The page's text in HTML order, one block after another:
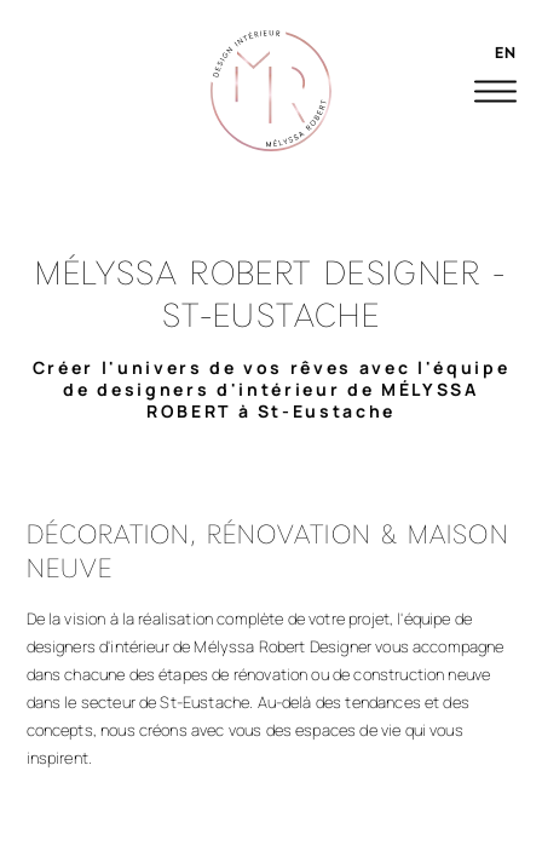
EN
MÉLYSSA ROBERT DESIGNER -
ST-EUSTACHE
Créer l'univers de vos rêves avec l'équipe
de designers d'intérieur de MÉLYSSA
ROBERT à St-Eustache
DÉCORATION, RÉNOVATION & MAISON
NEUVE
De la vision à la réalisation complète de votre projet, l'équipe de
designers d'intérieur de Mélyssa Robert Designer vous accompagne
dans chacune des étapes de rénovation ou de construction neuve
dans le secteur de St-Eustache. Au-delà des tendances et des
concepts, nous créons avec vous des espaces de vie qui vous
inspirent.